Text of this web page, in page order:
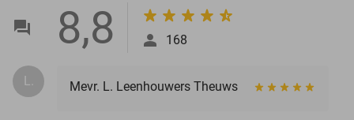
8,8 168
L. Mevr. L. Leenhouwers Theuws